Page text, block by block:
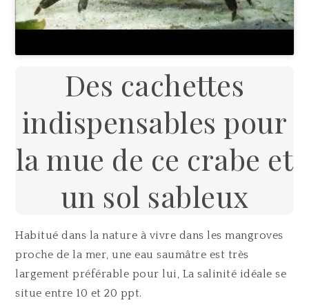
Des cachettes
indispensables pour
la mue de ce crabe et
un sol sableux
Habitué dans la nature à vivre dans les mangroves
proche de la mer, une eau saumâtre est très
largement préférable pour lui, La salinité idéale se
situe entre 10 et 20 ppt.